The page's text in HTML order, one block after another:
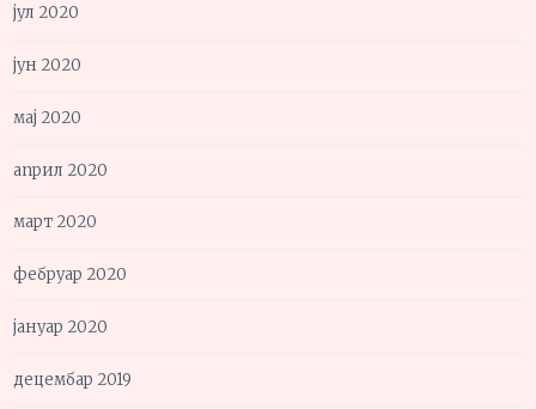
јул 2020
јун 2020
мај 2020
април 2020
март 2020
фебруар 2020
јануар 2020
децембар 2019